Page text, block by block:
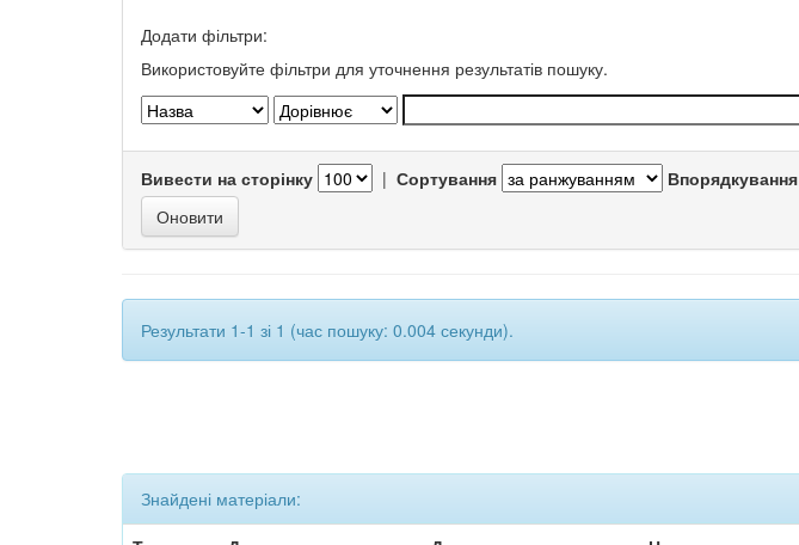
Додати фільтри:
Використовуйте фільтри для уточнення результатів пошуку.
Вивести на сторінку | Сортування Впорядкування
Результати 1-1 зі 1 (час пошуку: 0.004 секунди).
Знайдені матеріали: